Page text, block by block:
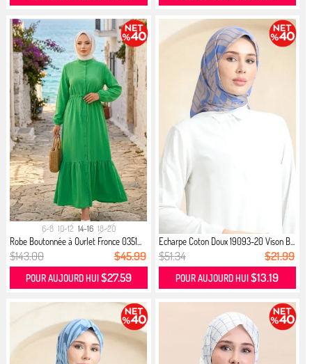
6-8 10-12 14-16 18-20
Robe Boutonnée à Ourlet Fronce 0351...
$143.00 $45.99
POUR AUJOURD HUI $27.59
Echarpe Coton Doux 19093-20 Vison B...
$51.34 $21.99
POUR AUJOURD HUI$13.19